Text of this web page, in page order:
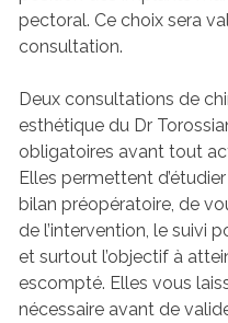
pectoral. Ce choix sera
consultation.
Deux consultations de
esthétique du Dr
obligatoires avant tout
Elles permettent
bilan préopératoire, de
de l’intervention, le suivi
et surtout l’objectif à
escompté. Elles vous
nécessaire avant de